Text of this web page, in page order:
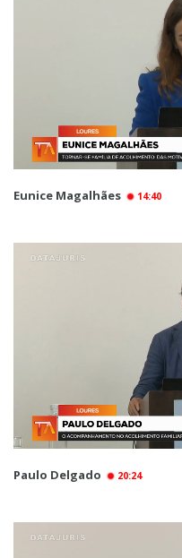
Eunice Magalhães 14:40
Paulo Delgado 20:24